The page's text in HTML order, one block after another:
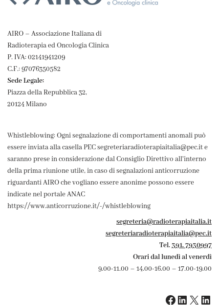
AIRO – Associazione Italiana di
Radioterapia ed Oncologia Clinica
P. IVA: 02141941209
C.F.: 97076350582
Sede Legale:
Piazza della Repubblica 32,
20124 Milano
Whistleblowing: Ogni segnalazione di comportamenti anomali può
essere inviata alla casella PEC segreteriaradioterapiaitalia@pec.it e
saranno prese in considerazione dal Consiglio Direttivo all'interno
della prima riunione utile, in caso di segnalazioni anticorruzione
riguardanti AIRO che vogliano essere anonime possono essere
indicate nel portale ANAC
https://www.anticorruzione.it/-/whistleblowing
segreteria@radioterapiaitalia.it
segreteriaradioterapiaitalia@pec.it
Tel.391. 7930997
Orari dal lunedì al venerdì
9.00-11.00 – 14.00-16.00 – 17.00-19.00